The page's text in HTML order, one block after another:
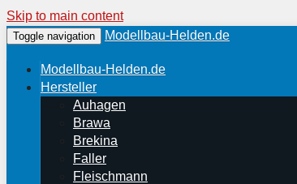
Skip to main content
Toggle navigation Modellbau-Helden.de
Modellbau-Helden.de
Hersteller
Auhagen
Brawa
Brekina
Faller
Fleischmann